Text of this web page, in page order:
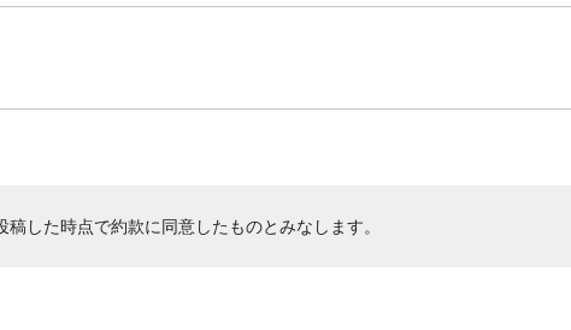
稿した時点で約款に同意したものとみなします。